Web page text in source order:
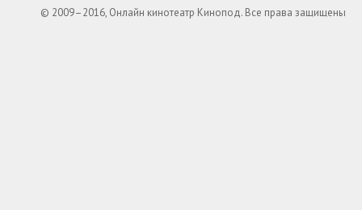
© 2009–2016, Онлайн кинотеатр Кинопод. Все права защищены